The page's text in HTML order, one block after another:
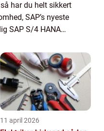
har du helt sikkert
SAP’s nyeste
SAP S/4 HANA
SAP gi...
11 april 2026